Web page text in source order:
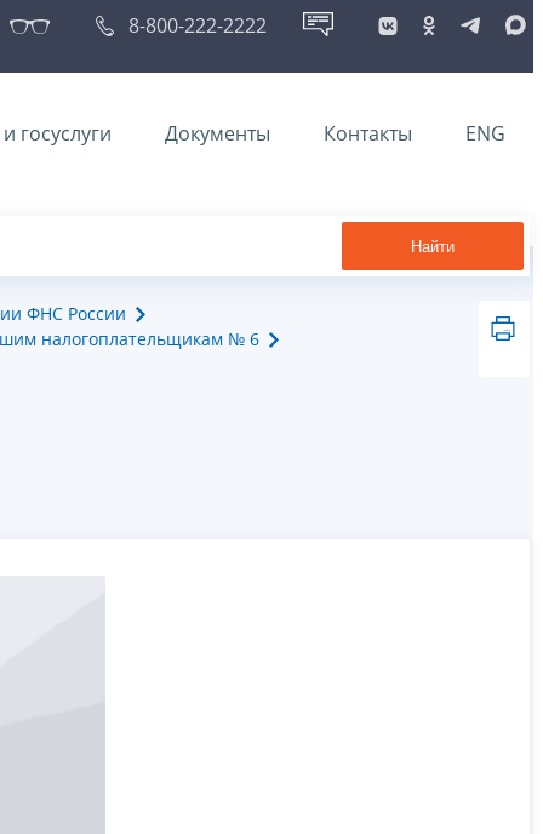
8-800-222-2222
госуслуги Документы Контакты ENG
Найти
ФНС России
налогоплательщикам № 6